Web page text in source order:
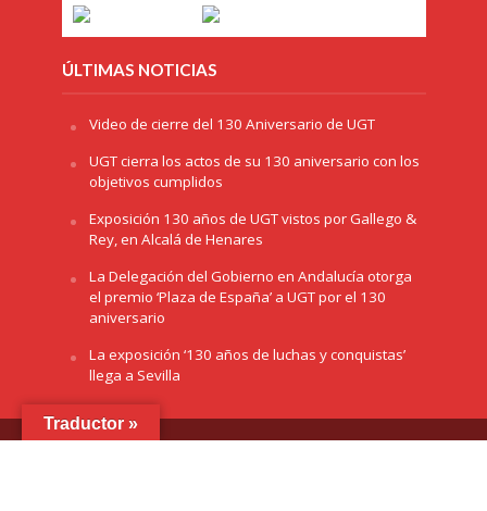
ÚLTIMAS NOTICIAS
Video de cierre del 130 Aniversario de UGT
UGT cierra los actos de su 130 aniversario con los
objetivos cumplidos
Exposición 130 años de UGT vistos por Gallego &
Rey, en Alcalá de Henares
La Delegación del Gobierno en Andalucía otorga
el premio ‘Plaza de España’ a UGT por el 130
aniversario
La exposición ‘130 años de luchas y conquistas’
llega a Sevilla
Copyright © 2026 /Aviso Legal/Cookies/Política de
Traductor »